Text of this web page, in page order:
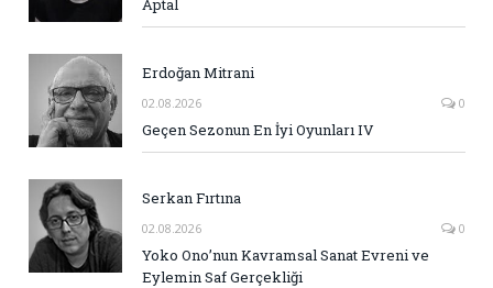
Aptal
Erdoğan Mitrani
02.08.2026 0
Geçen Sezonun En İyi Oyunları IV
Serkan Fırtına
02.08.2026 0
Yoko Ono’nun Kavramsal Sanat Evreni ve
Eylemin Saf Gerçekliği